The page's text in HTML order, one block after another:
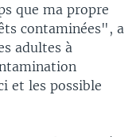
que ma propre
contaminées", a
adultes à
et les possible